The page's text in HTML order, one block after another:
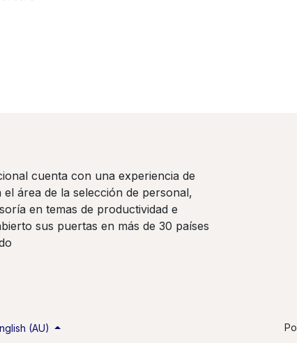
cuenta con una experiencia de
el área de la selección de personal,
en temas de productividad e
sus puertas en más de 30 países
(AU)